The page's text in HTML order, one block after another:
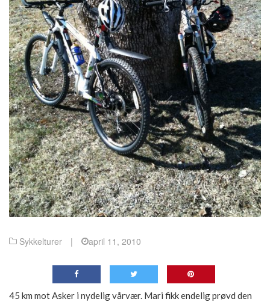
Sykkelturer | april 11, 2010
45 km mot Asker i nydelig vårvær. Mari fikk endelig prøvd den